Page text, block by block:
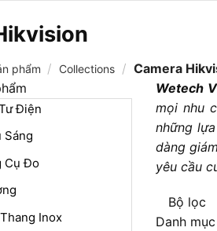
phẩm / Collections / Camera
Điện
Sáng
Cụ Đo
Inox
Wetech
mọi nhu
những
dàng
yêu cầu
Bộ lọc
Danh mục